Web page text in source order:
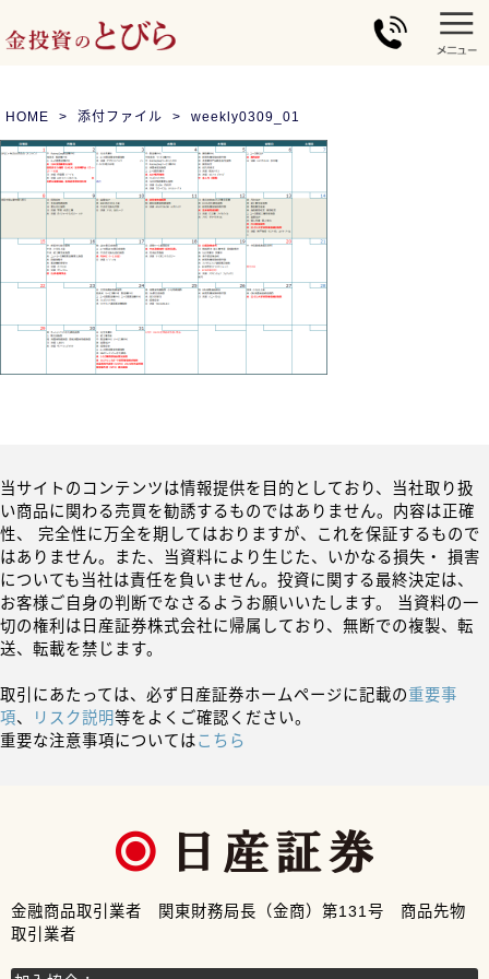
HOME 添付ファイル weekly0309_01
当サイトのコンテンツは情報提供を目的としており、当社取り扱
い商品に関わる売買を勧誘するものではありません。内容は正確
性、 完全性に万全を期してはおりますが、これを保証するもので
はありません。また、当資料により生じた、いかなる損失・ 損害
についても当社は責任を負いません。投資に関する最終決定は、
お客様ご自身の判断でなさるようお願いいたします。 当資料の一
切の権利は日産証券株式会社に帰属しており、無断での複製、転
送、転載を禁じます。
取引にあたっては、必ず日産証券ホームページに記載の重要事
項、 リスク説明等をよくご確認ください。
重要な注意事項についてはこちら
金融商品取引業者 関東財務局長（金商）第131号 商品先物
取引業者